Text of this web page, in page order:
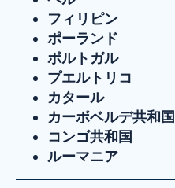
フィリピン
ポーランド
ポルトガル
プエルトリコ
カタール
カーボベルデ共和国
コンゴ共和国
ルーマニア